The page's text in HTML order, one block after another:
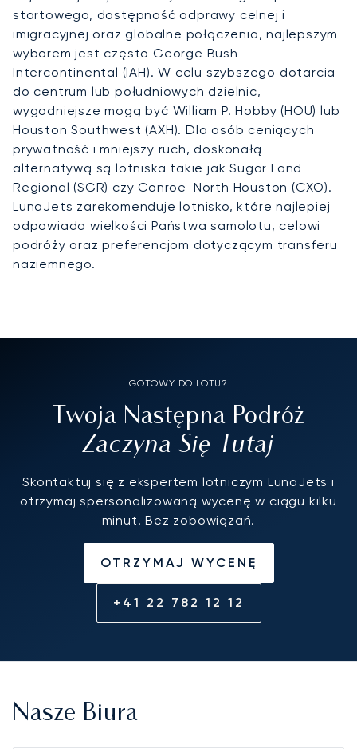
startowego, dostępność odprawy celnej i
imigracyjnej oraz globalne połączenia, najlepszym
wyborem jest często George Bush
Intercontinental (IAH). W celu szybszego dotarcia
do centrum lub południowych dzielnic,
wygodniejsze mogą być William P. Hobby (HOU) lub
Houston Southwest (AXH). Dla osób ceniących
prywatność i mniejszy ruch, doskonałą
alternatywą są lotniska takie jak Sugar Land
Regional (SGR) czy Conroe-North Houston (CXO).
LunaJets zarekomenduje lotnisko, które najlepiej
odpowiada wielkości Państwa samolotu, celowi
podróży oraz preferencjom dotyczącym transferu
naziemnego.
GOTOWY DO LOTU?
Twoja Następna Podróż
Zaczyna Się Tutaj
Skontaktuj się z ekspertem lotniczym LunaJets i
otrzymaj spersonalizowaną wycenę w ciągu kilku
minut. Bez zobowiązań.
OTRZYMAJ WYCENĘ
+41 22 782 12 12
Nasze Biura